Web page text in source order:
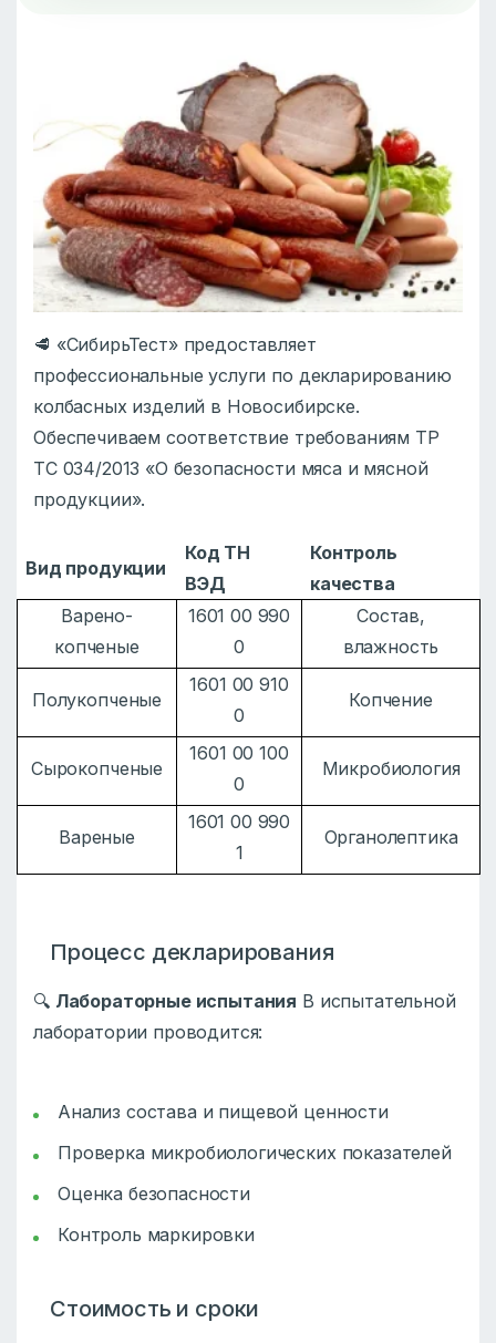
🥩 «СибирьТест» предоставляет
профессиональные услуги по декларированию
колбасных изделий в Новосибирске.
Обеспечиваем соответствие требованиям ТР
ТС 034/2013 «О безопасности мяса и мясной
продукции».
Вид продукции
Код ТН
ВЭД
Контроль
качества
Варено-
копченые
1601 00 990
0
Состав,
влажность
Полукопченые
1601 00 910
0
Копчение
Сырокопченые
1601 00 100
0
Микробиология
Вареные
1601 00 990
1
Органолептика
Процесс декларирования
🔍 Лабораторные испытания В испытательной
лаборатории проводится:
Анализ состава и пищевой ценности
Проверка микробиологических показателей
Оценка безопасности
Контроль маркировки
Стоимость и сроки